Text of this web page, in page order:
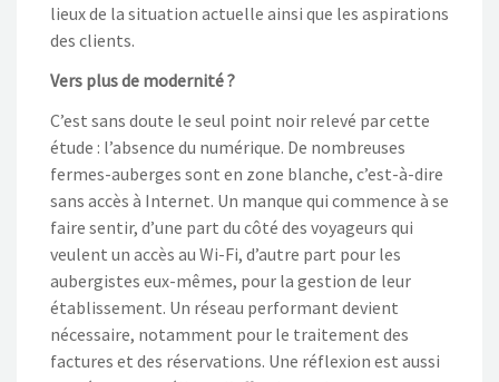
lieux de la situation actuelle ainsi que les aspirations
des clients.
Vers plus de modernité ?
C’est sans doute le seul point noir relevé par cette
étude : l’absence du numérique. De nombreuses
fermes-auberges sont en zone blanche, c’est-à-dire
sans accès à Internet. Un manque qui commence à se
faire sentir, d’une part du côté des voyageurs qui
veulent un accès au Wi-Fi, d’autre part pour les
aubergistes eux-mêmes, pour la gestion de leur
établissement. Un réseau performant devient
nécessaire, notamment pour le traitement des
factures et des réservations. Une réflexion est aussi